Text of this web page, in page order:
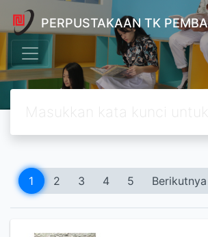
PERPUSTAKAAN TK
1 2 3 4 5 Berikutnya